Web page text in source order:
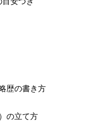
歴の書き方
の立て方